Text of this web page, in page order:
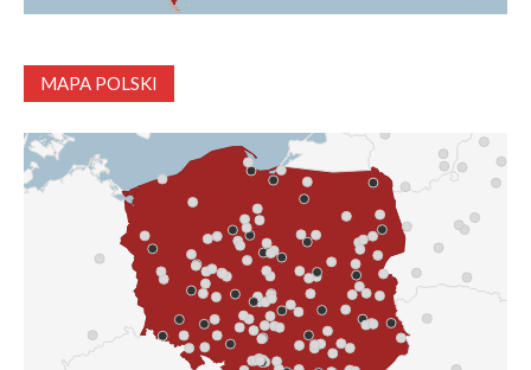
MAPA POLSKI